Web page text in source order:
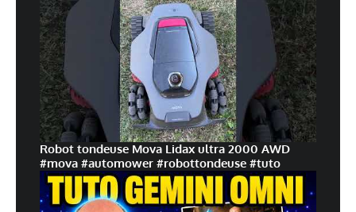
Robot tondeuse Mova Lidax ultra 2000 AWD
#mova #automower #robottondeuse #tuto